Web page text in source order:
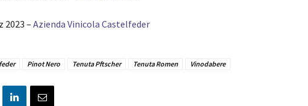
2023 –Azienda Vinicola Castelfeder
Pinot Nero Tenuta Pftscher Tenuta Romen Vinodabere